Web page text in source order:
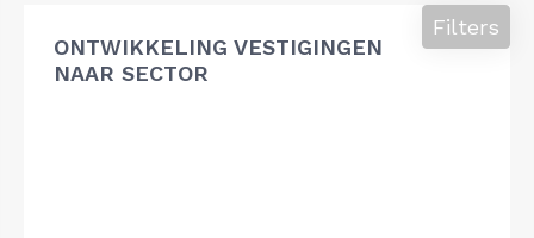
ONTWIKKELING VESTIGINGEN
NAAR SECTOR
Filters